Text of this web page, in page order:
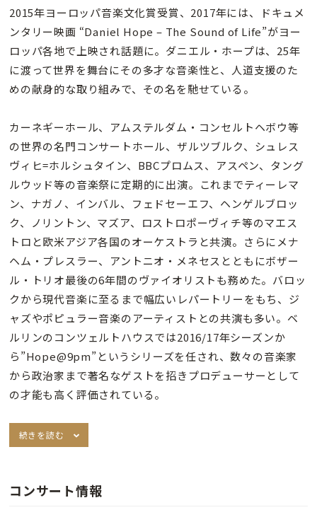
2015年ヨーロッパ音楽文化賞受賞、2017年には、ドキュメ
ンタリー映画 “Daniel Hope – The Sound of Life”がヨー
ロッパ各地で上映され話題に。ダニエル・ホープは、25年
に渡って世界を舞台にその多才な音楽性と、人道支援のた
めの献身的な取り組みで、その名を馳せている。
カーネギーホール、アムステルダム・コンセルトヘボウ等
の世界の名門コンサートホール、ザルツブルク、シュレス
ヴィヒ=ホルシュタイン、BBCプロムス、アスペン、タング
ルウッド等の音楽祭に定期的に出演。これまでティーレマ
ン、ナガノ、インバル、フェドセーエフ、ヘンゲルブロッ
ク、ノリントン、マズア、ロストロポーヴィチ等のマエス
トロと欧米アジア各国のオーケストラと共演。さらにメナ
ヘム・プレスラー、アントニオ・メネセスとともにボザー
ル・トリオ最後の6年間のヴァイオリストも務めた。バロッ
クから現代音楽に至るまで幅広いレパートリーをもち、ジ
ャズやポピュラー音楽のアーティストとの共演も多い。ベ
ルリンのコンツェルトハウスでは2016/17年シーズンか
ら”Hope@9pm”というシリーズを任され、数々の音楽家
から政治家まで著名なゲストを招きプロデューサーとして
の才能も高く評価されている。
続きを読む
コンサート情報